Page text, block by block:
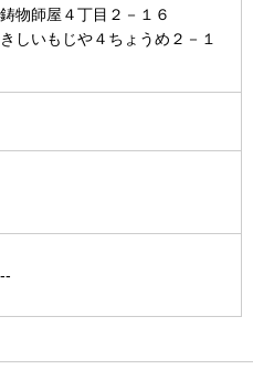
物師屋４丁目２－１６
しいもじや４ちょうめ２－１